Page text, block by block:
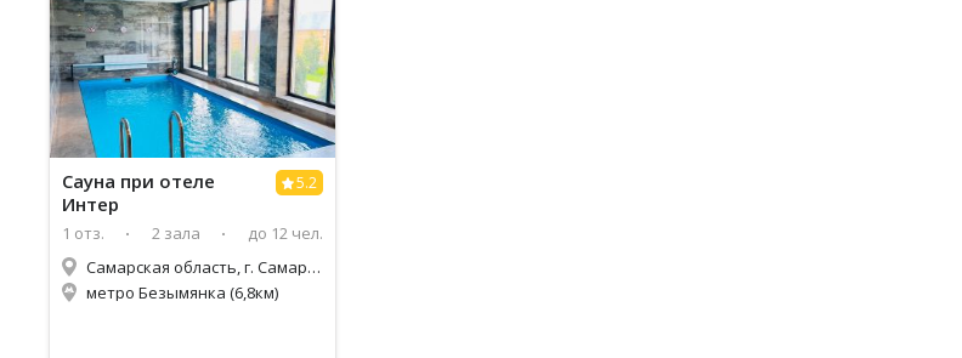
5.2
Сауна при отеле
Интер
1 отз. 2 зала
до 12 чел.
Самарская область, г. Самара, ул. 9 просека, 5 линия, д. 70
метро Безымянка (6,8км)